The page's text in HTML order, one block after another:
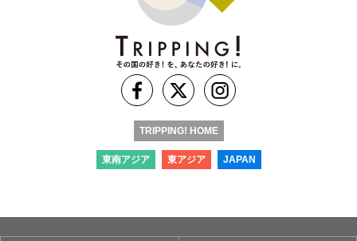
TRIPPING! HOME
東南アジア 東アジア JAPAN